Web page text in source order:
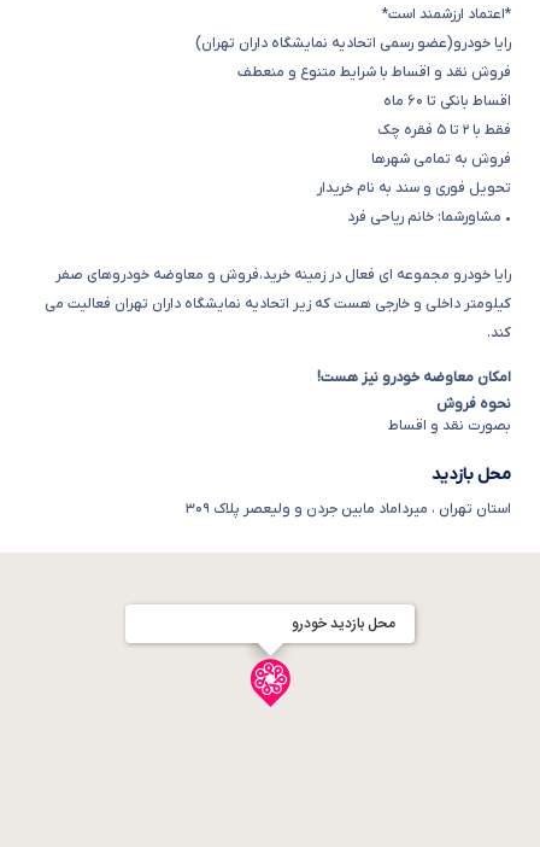
• مشاورشما: خانم ریاحی فرد
رایا خودرو مجموعه ای فعال در زمینه خرید،فروش و معاوضه خودروهای صفر
کیلومتر داخلی و خارجی هست که زیر اتحادیه نمایشگاه داران تهران فعالیت می
کند.
امکان معاوضه خودرو نیز هست!
نحوه فروش
بصورت نقد و اقساط
محل بازدید
استان تهران ، میرداماد مابین جردن و ولیعصر پلاک ۳۰۹
محل بازدید خودرو